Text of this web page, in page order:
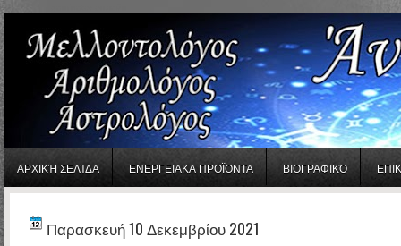
ΑΡΧΙΚΉ ΣΕΛΊΔΑ ΕΝΕΡΓΕΙΑΚΑ ΠΡΟΪΟΝΤΑ ΒΙΟΓΡΑΦΙΚΌ
Παρασκευή 10 Δεκεμβρίου 2021